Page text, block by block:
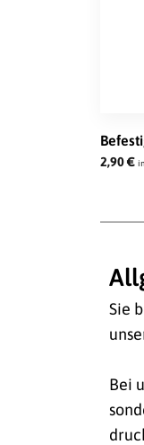
2,90€
Sie
Bei